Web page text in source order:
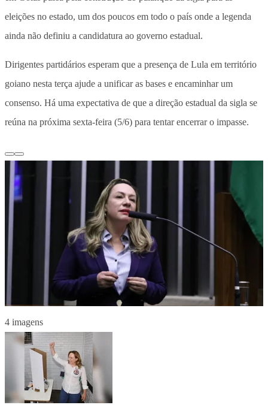
eleições no estado, um dos poucos em todo o país onde a legenda
ainda não definiu a candidatura ao governo estadual.
Dirigentes partidários esperam que a presença de Lula em território
goiano nesta terça ajude a unificar as bases e encaminhar um
consenso. Há uma expectativa de que a direção estadual da sigla se
reúna na próxima sexta-feira (5/6) para tentar encerrar o impasse.
4 imagens